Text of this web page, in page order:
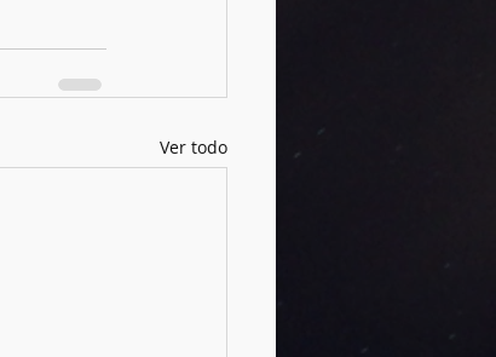
Ver todo